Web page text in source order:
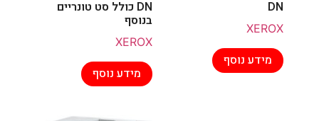
DN
XEROX
מידע נוסף
DN כולל סט טונריים
בנוסף
XEROX
מידע נוסף